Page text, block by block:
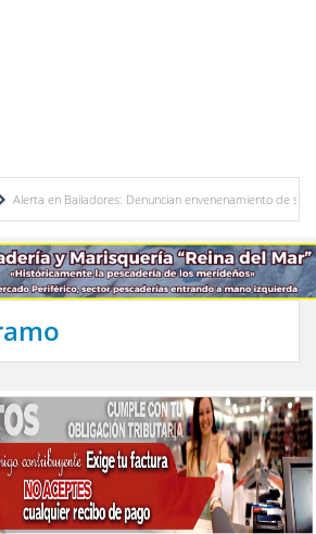
Denuncian envenenamiento de siete mascotas en